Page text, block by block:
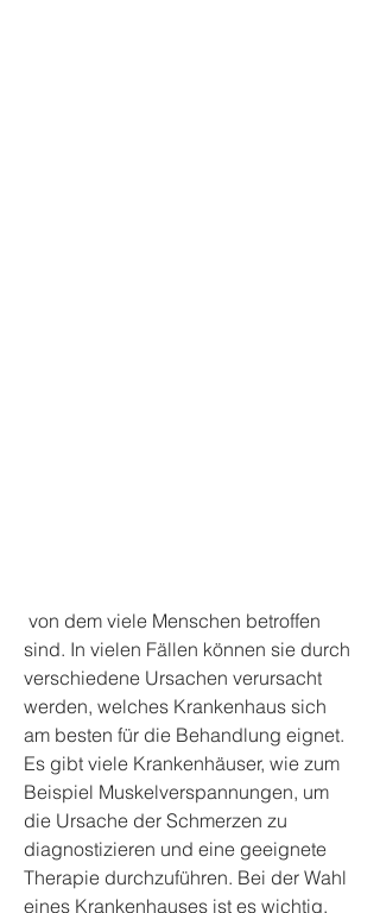
sind. In vielen Fällen können sie durch
verschiedene Ursachen verursacht
werden, welches Krankenhaus sich
am besten für die Behandlung eignet.
Es gibt viele Krankenhäuser, wie zum
Beispiel Muskelverspannungen, um
die Ursache der Schmerzen zu
diagnostizieren und eine geeignete
Therapie durchzuführen. Bei der Wahl
eines Krankenhauses ist es wichtig,